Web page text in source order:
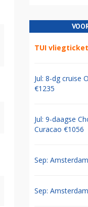
TUI
Jul: 8-dg cruise
€1235
Jul: 9-daagse
Curacao €1056
Sep:
Sep: